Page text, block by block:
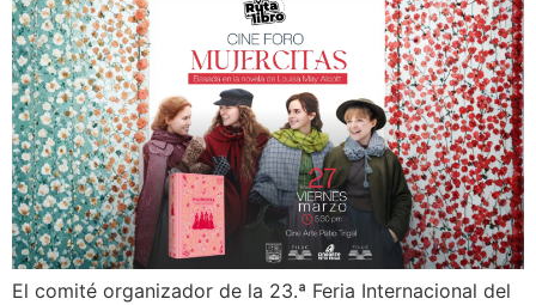
El comité organizador de la 23.ª Feria Internacional del